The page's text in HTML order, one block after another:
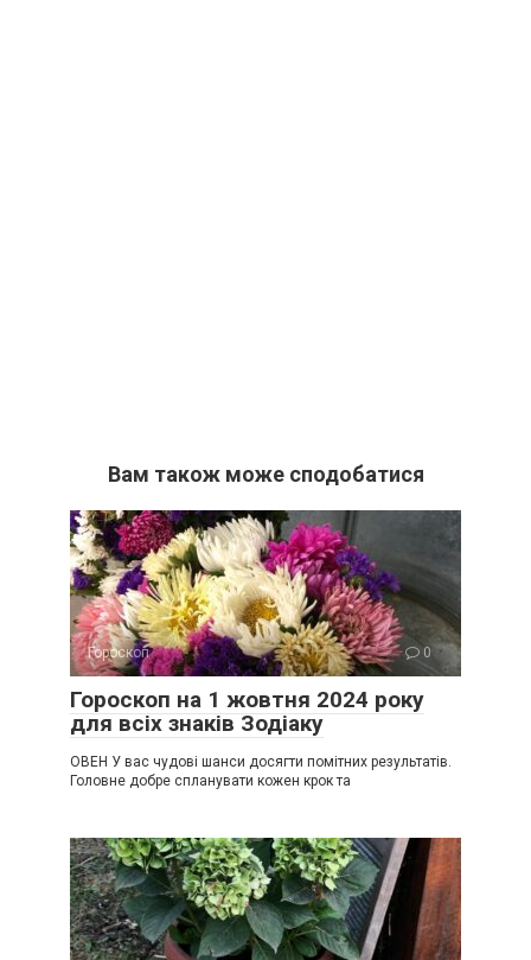
Вам також може сподобатися
Гороскоп 0
Гороскоп на 1 жовтня 2024 року
для всіх знаків Зодіаку
ОВЕН У вас чудові шанси досягти помітних результатів.
Головне добре спланувати кожен крок та